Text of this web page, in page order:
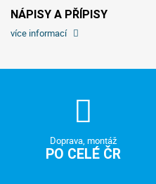
NÁPISY A PŘÍPISY
více informací
Doprava, montáž
PO CELÉ ČR